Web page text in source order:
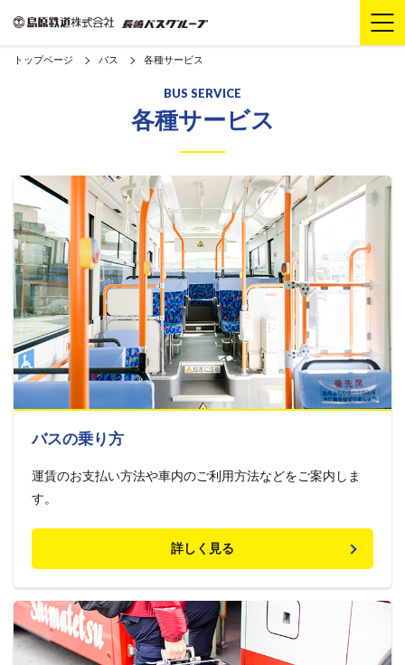
トップページ バス 各種サービス
BUS SERVICE
各種サービス
バスの乗り方
運賃のお支払い方法や車内のご利用方法などをご案内しま
す。
詳しく見る